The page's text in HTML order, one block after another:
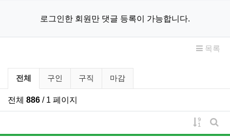
로그인한 회원만 댓글 등록이 가능합니다.
목록
구인/구직 분류 목록
전체 구인 구직 마감
전체 886 / 1 페이지
게시물
게